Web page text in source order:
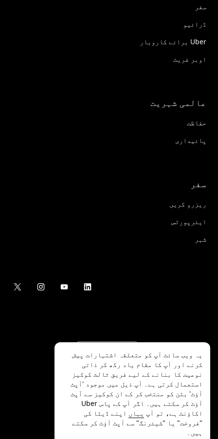
سفر
ڈرائیو
Uber برائے کاروبار
اوبر فریٹ
عالمی شہریت
حفاظت
پائیداری
سفر
ریزرو کریں
ایئرپورٹس
شہر
©
2026
.Uber Technologies Inc
یہ ویب سائٹ آپ کو متعلقہ اشتہارات پیش
کرنے اور آپ کا مقام یاد رکھ کر ذاتی
نوعیت کا بنانے کے لیے فریق ثالث کوکیز
استعمال کرتی ہے۔ آپ ذیل میں موجود 'آپٹ
آؤٹ' بٹن کو منتخب کر کے ان کوکیز سے آپٹ
آؤٹ کر سکتے ہیں۔ اگر آپ کے پاس Uber
اکاؤنٹ ہے، تو آپ یہاں اپنے ڈیٹا کی
"فروخت" یا "شیئرنگ" سے آپٹ آؤٹ کر سکتے
ہیں۔